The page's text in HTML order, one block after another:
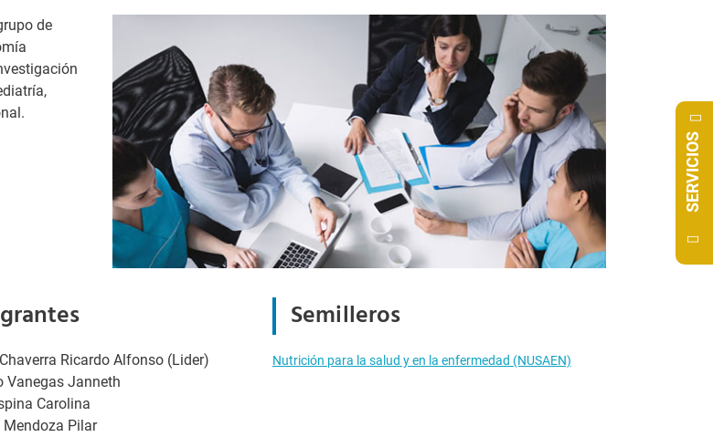
de
Ricardo Alfonso (Lider)
Vanegas Janneth
Carolina
Pilar
Semilleros
Nutrición para la salud y en la enfermedad (NUSAEN)
SERVICIOS